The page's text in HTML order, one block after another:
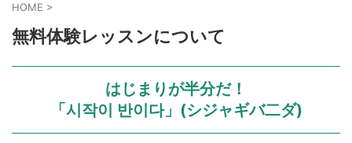
HOME >
無料体験レッスンについて
はじまりが半分だ！
「시작이 반이다」(シジャギバ二ダ)